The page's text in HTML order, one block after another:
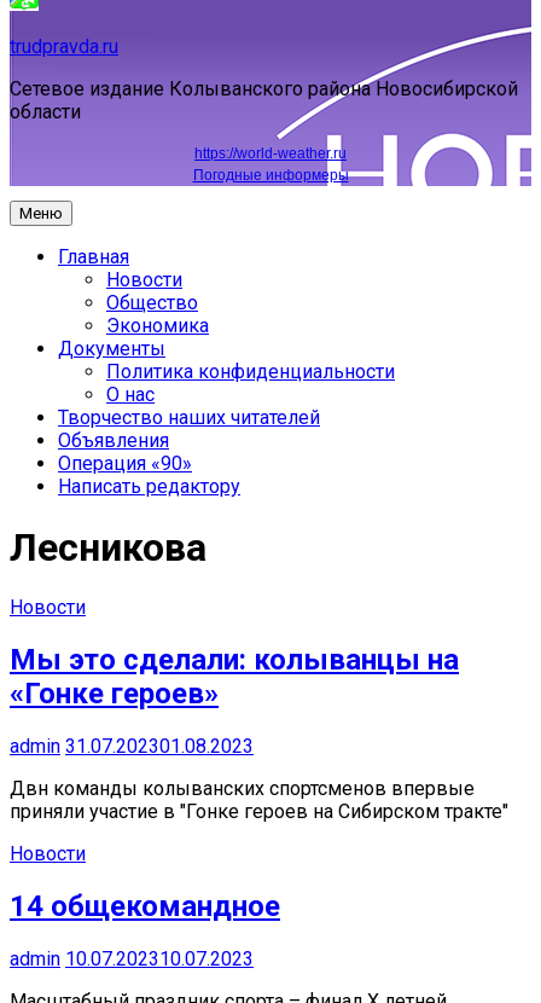
trudpravda.ru
Сетевое издание Колыванского района Новосибирской
области
https://world-weather.ru
Погодные информеры
Меню
Главная
Новости
Общество
Экономика
Документы
Политика конфиденциальности
О нас
Творчество наших читателей
Объявления
Операция «90»
Написать редактору
Лесникова
Новости
Мы это сделали: колыванцы на
«Гонке героев»
admin 31.07.202301.08.2023
Двн команды колыванских спортсменов впервые
приняли участие в "Гонке героев на Сибирском тракте"
Новости
14 общекомандное
admin 10.07.202310.07.2023